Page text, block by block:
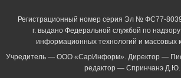
Регистрационный номер серия Эл № ФС77-
г. выдано Федеральной службой по надзору
информационных технологий и массовых
Учредитель — ООО «СарИнформ». Директор —
редактор — Спринчанэ Д.Ю.